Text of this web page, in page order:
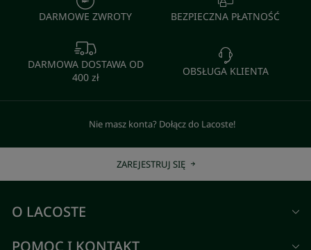
DARMOWE ZWROTY BEZPIECZNA PŁATNOŚĆ
DARMOWA DOSTAWA OD
400 zł
OBSŁUGA KLIENTA
Nie masz konta? Dołącz do Lacoste!
ZAREJESTRUJ SIĘ
O LACOSTE
POMOC I KONTAKT